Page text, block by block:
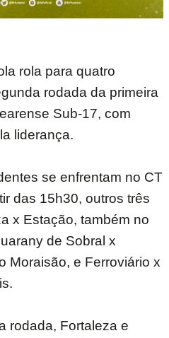
rola para quatro
rodada da primeira
Sub-17, com
liderança.
se enfrentam no CT
das 15h30, outros três
x Estação, também no
de Sobral x
Moraisão, e Ferroviário x
rodada, Fortaleza e